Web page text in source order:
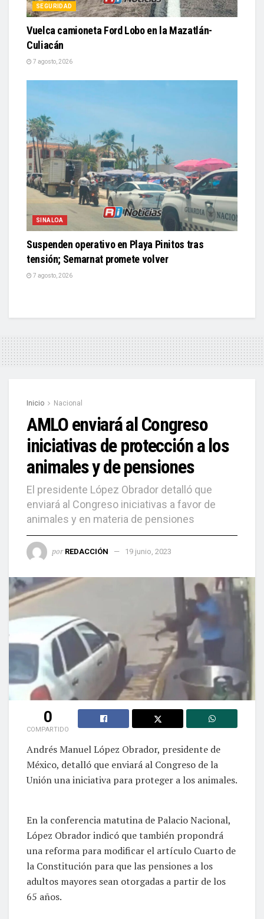
SEGURIDAD
Vuelca camioneta Ford Lobo en la Mazatlán-
Culiacán
7 agosto, 2026
SINALOA
Suspenden operativo en Playa Pinitos tras
tensión; Semarnat promete volver
7 agosto, 2026
Inicio Nacional
AMLO enviará al Congreso
iniciativas de protección a los
animales y de pensiones
El presidente López Obrador detalló que
enviará al Congreso iniciativas a favor de
animales y en materia de pensiones
por REDACCIÓN 19 junio, 2023
0
COMPARTIDO
Andrés Manuel López Obrador, presidente de
México, detalló que enviará al Congreso de la
Unión una iniciativa para proteger a los animales.
En la conferencia matutina de Palacio Nacional,
López Obrador indicó que también propondrá
una reforma para modificar el artículo Cuarto de
la Constitución para que las pensiones a los
adultos mayores sean otorgadas a partir de los
65 años.